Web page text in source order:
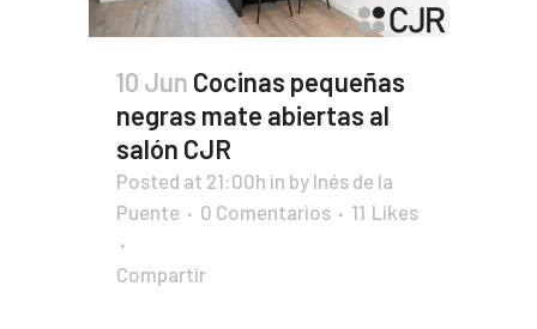
10 Jun Cocinas pequeñas
negras mate abiertas al
salón CJR
Posted at 21:00h in by Inés de la
Puente
0 Comentarios 11 Likes
Compartir